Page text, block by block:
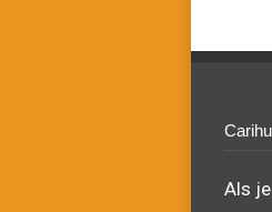
Als